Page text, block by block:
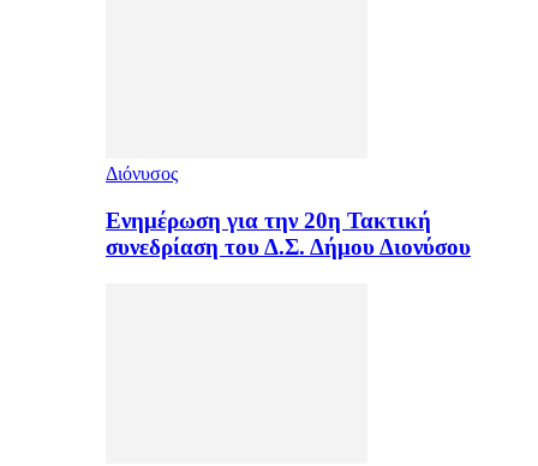
Διόνυσος
Ενημέρωση για την 20η Τακτική
συνεδρίαση του Δ.Σ. Δήμου Διονύσου